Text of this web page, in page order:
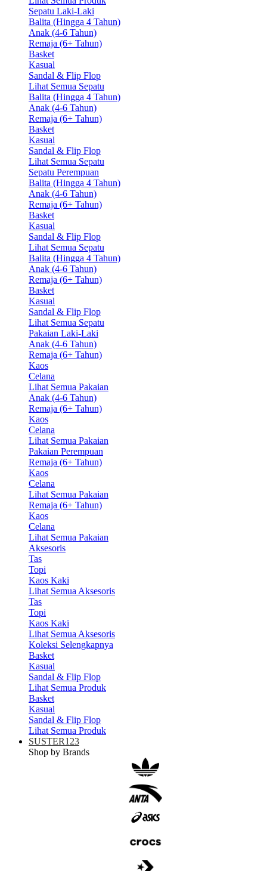
Sepatu Laki-Laki
Balita (Hingga 4 Tahun)
Anak (4-6 Tahun)
Remaja (6+ Tahun)
Basket
Kasual
Sandal & Flip Flop
Lihat Semua Sepatu
Balita (Hingga 4 Tahun)
Anak (4-6 Tahun)
Remaja (6+ Tahun)
Basket
Kasual
Sandal & Flip Flop
Lihat Semua Sepatu
Sepatu Perempuan
Balita (Hingga 4 Tahun)
Anak (4-6 Tahun)
Remaja (6+ Tahun)
Basket
Kasual
Sandal & Flip Flop
Lihat Semua Sepatu
Balita (Hingga 4 Tahun)
Anak (4-6 Tahun)
Remaja (6+ Tahun)
Basket
Kasual
Sandal & Flip Flop
Lihat Semua Sepatu
Pakaian Laki-Laki
Anak (4-6 Tahun)
Remaja (6+ Tahun)
Kaos
Celana
Lihat Semua Pakaian
Anak (4-6 Tahun)
Remaja (6+ Tahun)
Kaos
Celana
Lihat Semua Pakaian
Pakaian Perempuan
Remaja (6+ Tahun)
Kaos
Celana
Lihat Semua Pakaian
Remaja (6+ Tahun)
Kaos
Celana
Lihat Semua Pakaian
Aksesoris
Tas
Topi
Kaos Kaki
Lihat Semua Aksesoris
Tas
Topi
Kaos Kaki
Lihat Semua Aksesoris
Koleksi Selengkapnya
Basket
Kasual
Sandal & Flip Flop
Lihat Semua Produk
Basket
Kasual
Sandal & Flip Flop
Lihat Semua Produk
SUSTER123
Shop by Brands